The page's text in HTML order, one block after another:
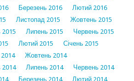
Березень 2016
Лютий 2016
Листопад 2015
Жовтень 2015
2015 Липень 2015
Червень 2015
Лютий 2015
Січень 2015
Жовтень 2014
2014 Липень 2014
Червень 2014
Березень 2014 Лютий 2014